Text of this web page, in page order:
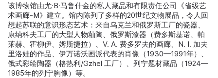
该博物馆由尤·B·马鲁什金的私人藏品和有限责任公司《省级艺
术画廊‑M》建立。馆内陈列了多样的20世纪文物展品，令人回
想起苏联的意识形态艺术：来自乌克兰和俄罗斯工厂的瓷器、
康纳科夫工厂的大型人物釉陶、俄罗斯漆器（费多斯基诺、帕
莱赫、霍柳伊、姆斯捷拉）、V. A. 费多罗夫的画廊、N. I. 加夫
里洛娃的作品、伊万诺沃画派代表的肖像（1930—1991年）、
俄式彩绘陶器（格热利/Gzhel 工厂）、列宁题材藏品（1924—
1985年的列宁胸像）等。